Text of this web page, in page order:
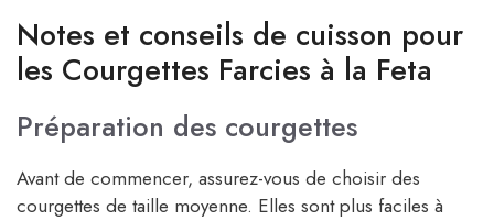
Notes et conseils de cuisson pour
les Courgettes Farcies à la Feta
Préparation des courgettes
Avant de commencer, assurez-vous de choisir des
courgettes de taille moyenne. Elles sont plus faciles à